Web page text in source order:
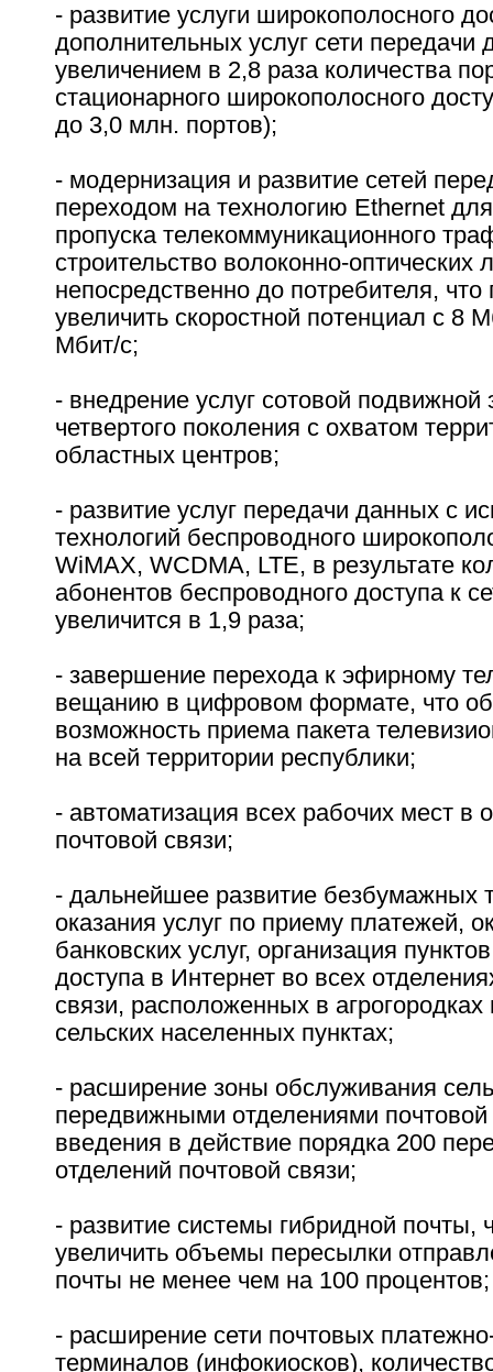
- развитие услуги широкополосного
дополнительных услуг сети передачи
увеличением в 2,8 раза количества
стационарного широкополосного
до 3,0 млн. портов);
- модернизация и развитие сетей
переходом на технологию Ethernet
пропуска телекоммуникационного
строительство волоконно-оптических
непосредственно до потребителя, что
увеличить скоростной потенциал с 8
Мбит/с;
- внедрение услуг сотовой подвижной
четвертого поколения с охватом
областных центров;
- развитие услуг передачи данных с
технологий беспроводного
WiMAX, WCDMA, LTE, в результате
абонентов беспроводного доступа к
увеличится в 1,9 раза;
- завершение перехода к эфирному
вещанию в цифровом формате, что
возможность приема пакета
на всей территории республики;
- автоматизация всех рабочих мест в
почтовой связи;
- дальнейшее развитие безбумажных
оказания услуг по приему платежей,
банковских услуг, организация
доступа в Интернет во всех
связи, расположенных в агрогородках
сельских населенных пунктах;
- расширение зоны обслуживания
передвижными отделениями почтовой
введения в действие порядка 200
отделений почтовой связи;
- развитие системы гибридной почты,
увеличить объемы пересылки
почты не менее чем на 100 процентов;
- расширение сети почтовых
терминалов (инфокиосков),